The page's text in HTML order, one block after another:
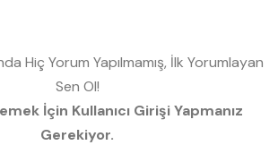
Hiç Yorum Yapılmamış, İlk Yorumlayan
Sen Ol!
İçin Kullanıcı Girişi Yapmanız
Gerekiyor.